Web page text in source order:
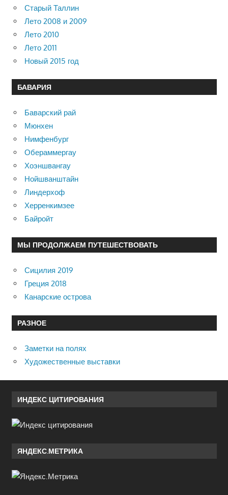
Старый Таллин
Лето 2008 и 2009
Лето 2010
Лето 2011
Новый 2015 год
БАВАРИЯ
Баварский рай
Мюнхен
Нимфенбург
Обераммергау
Хоэншвангау
Нойшванштайн
Линдерхоф
Херренкимзее
Байройт
МЫ ПРОДОЛЖАЕМ ПУТЕШЕСТВОВАТЬ
Сицилия 2019
Греция 2018
Канарские острова
РАЗНОЕ
Заметки на полях
Художественные выставки
ИНДЕКС ЦИТИРОВАНИЯ
ЯНДЕКС.МЕТРИКА